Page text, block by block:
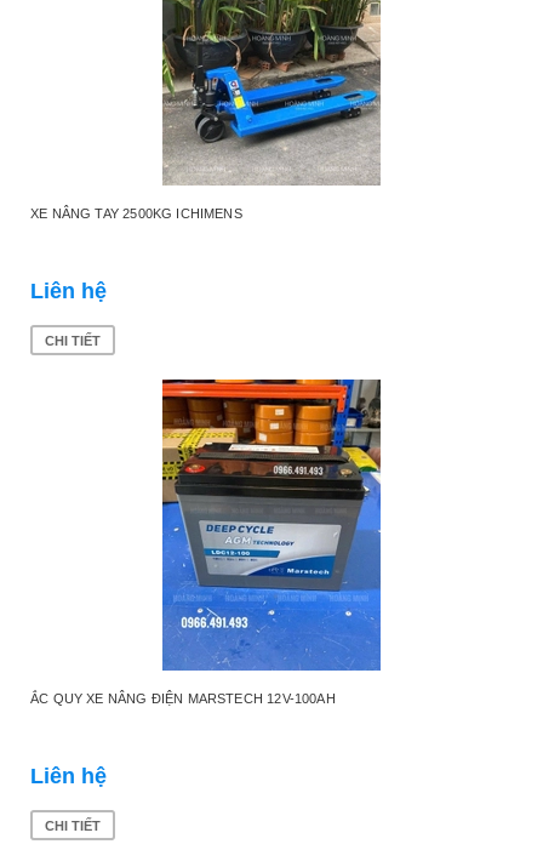
XE NÂNG TAY 2500KG ICHIMENS
Liên hệ
CHI TIẾT
ẮC QUY XE NÂNG ĐIỆN MARSTECH 12V-100AH
Liên hệ
CHI TIẾT